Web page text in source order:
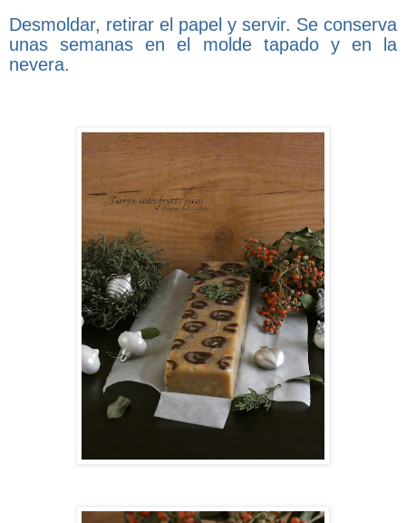
Desmoldar, retirar el papel y servir. Se conserva
unas semanas en el molde tapado y en la
nevera.